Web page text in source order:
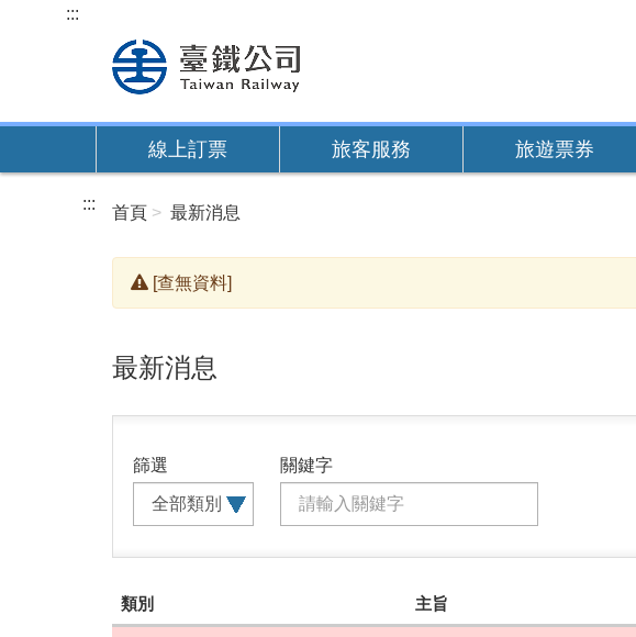
內
:::
線上訂票 旅客服務 旅遊票券
::: 首頁 最新消息
[查無資料]
最新消息
篩選
關鍵字
建
議
類別 主旨